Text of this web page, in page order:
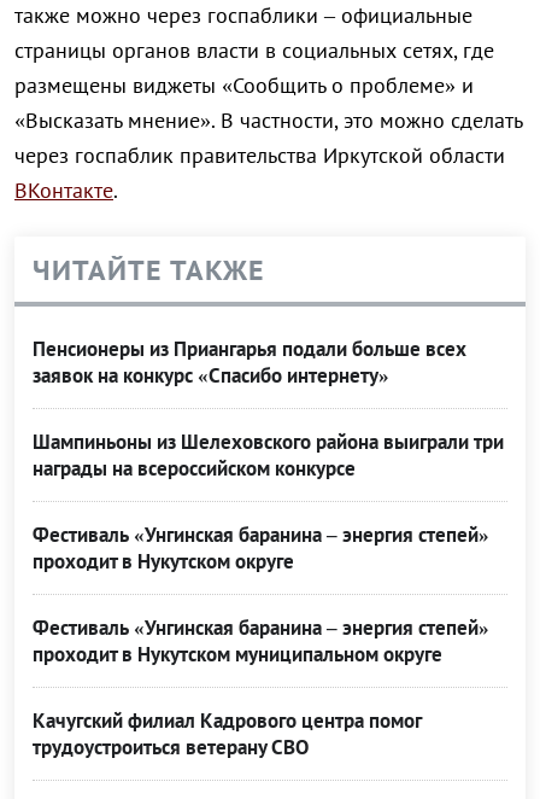
также можно через госпаблики – официальные
страницы органов власти в социальных сетях, где
размещены виджеты «Сообщить о проблеме» и
«Высказать мнение». В частности, это можно сделать
через госпаблик правительства Иркутской области
ВКонтакте.
ЧИТАЙТЕ ТАКЖЕ
Пенсионеры из Приангарья подали больше всех
заявок на конкурс «Спасибо интернету»
Шампиньоны из Шелеховского района выиграли три
награды на всероссийском конкурсе
Фестиваль «Унгинская баранина – энергия степей»
проходит в Нукутском округе
Фестиваль «Унгинская баранина – энергия степей»
проходит в Нукутском муниципальном округе
Качугский филиал Кадрового центра помог
трудоустроиться ветерану СВО